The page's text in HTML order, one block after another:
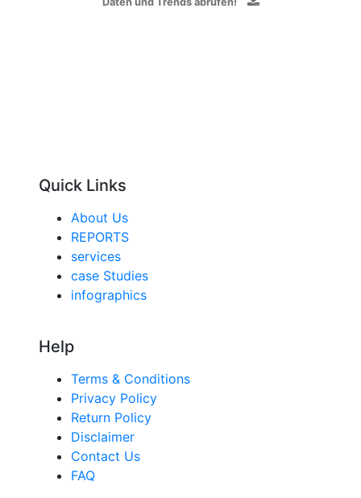
Quick Links
About Us
REPORTS
services
case Studies
infographics
Help
Terms & Conditions
Privacy Policy
Return Policy
Disclaimer
Contact Us
FAQ